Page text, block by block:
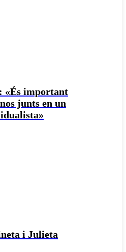
«És important
junts en un
i Julieta